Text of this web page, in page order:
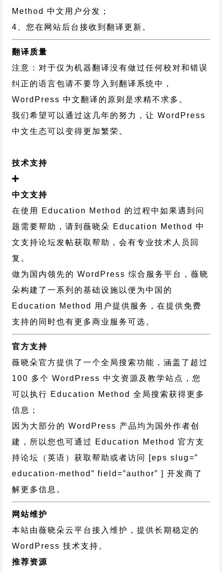
Method 中文用户分发；
4、您在网站后台接收到翻译更新。
翻译质量
注意：对于仅为机器翻译没有做过任何校对和错误
纠正的语言包请不要导入到翻译系统中，
WordPress 中文翻译的原则 是求精不求多。
我们希望可以通过这几年的努力，让 WordPress
中文生态可以变得更加繁荣。
技术支持
中文支持
在使用 Education Method 的过程中如果遇到问
题需要帮助，请到薇晓朵 Education Method 中
文支持论坛发帖获取帮助，会有专业技术人员回
复。
做为国内领先的 WordPress 综合服务平台，薇晓
朵构建了一系列的基础设施以便为中国的
Education Method 用户提供服务，在提供免费
支持的同时也有更多商业服务可选。
官方支持
薇晓朵官方提供了一个全局搜索功能，涵盖了超过
100 多个 WordPress 中文资源及教学站点，您
可以执行 Education Method 全局搜索获得更多
信息；
因为大部分的 WordPress 产品均为国外作者创
建，所以您也可通过 Education Method 官方支
持论坛
（英语）获取帮助或者访问 [eps slug=”
education-method” field=”author” ] 开发商了
解更多信息。
网站维护
本站由薇晓朵云平台接入维护，提供长期稳定的
WordPress 技术支持 。
推荐资源